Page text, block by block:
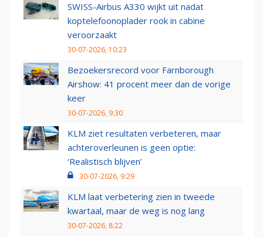
SWISS-Airbus A330 wijkt uit nadat
koptelefoonoplader rook in cabine
veroorzaakt
30-07-2026, 10:23
Bezoekersrecord voor Farnborough
Airshow: 41 procent meer dan de vorige
keer
30-07-2026, 9:30
KLM ziet resultaten verbeteren, maar
achteroverleunen is geen optie:
‘Realistisch blijven’
30-07-2026, 9:29
KLM laat verbetering zien in tweede
kwartaal, maar de weg is nog lang
30-07-2026, 8:22